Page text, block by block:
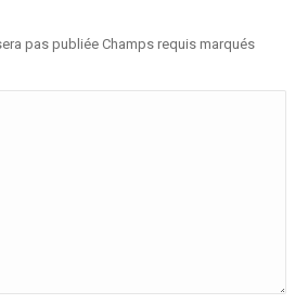
pas publiée Champs requis marqués